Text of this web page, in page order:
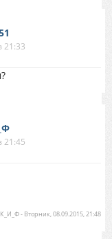
21:33
21:45
- Вторник, 08.09.2015, 21:48